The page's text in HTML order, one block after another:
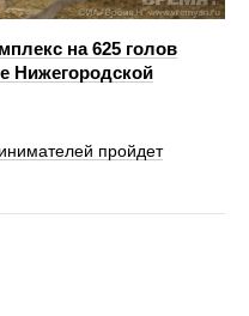
на 625 голов
Нижегородской
пройдет